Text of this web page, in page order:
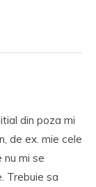
din poza mi
de ex. mie cele
nu mi se
Trebuie sa